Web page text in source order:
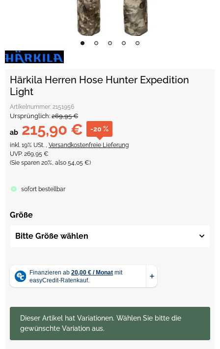
Härkila Herren Hose Hunter Expedition
Light
Artikelnummer: 2151956
Ursprünglich: 269,95 €
ab 215,90 € -20 %
inkl. 19% USt. , Versandkostenfreie Lieferung
UVP: 269,95 €
(Sie sparen 20%, also 54,05 €)
sofort bestellbar
Größe
Bitte Größe wählen
xDieser Artikel hat Variationen. Wählen Sie bitte die
gewünschte Variation aus.